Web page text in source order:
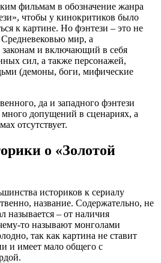
фильмам в обозначение жанра
чтобы у кинокритиков было
к картине. Но фэнтези – это не
мир, а
и включающий в себя
сил, а также персонажей,
(демоны, боги, мифические
да и западного фэнтези
допущений в сценариях, а
отсутствует.
о «Золотой
историков к сериалу
название. Содержательно, не
называется – от наличия
то называют монголами
так как картина не ставит
и имеет мало общего с